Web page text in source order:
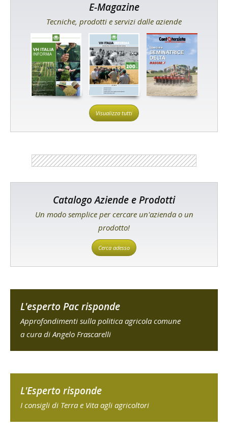
E-Magazine
Tecniche, prodotti e servizi dalle aziende
Visualizza tutti
Catalogo Aziende e Prodotti
Un modo semplice per cercare un'azienda o un
prodotto!
Cerca adesso
L'esperto Pac risponde
Approfondimenti sulla politica agricola comune
a cura di Angelo Frascarelli
L'Esperto risponde
I consigli di Terra e Vita agli agricoltori